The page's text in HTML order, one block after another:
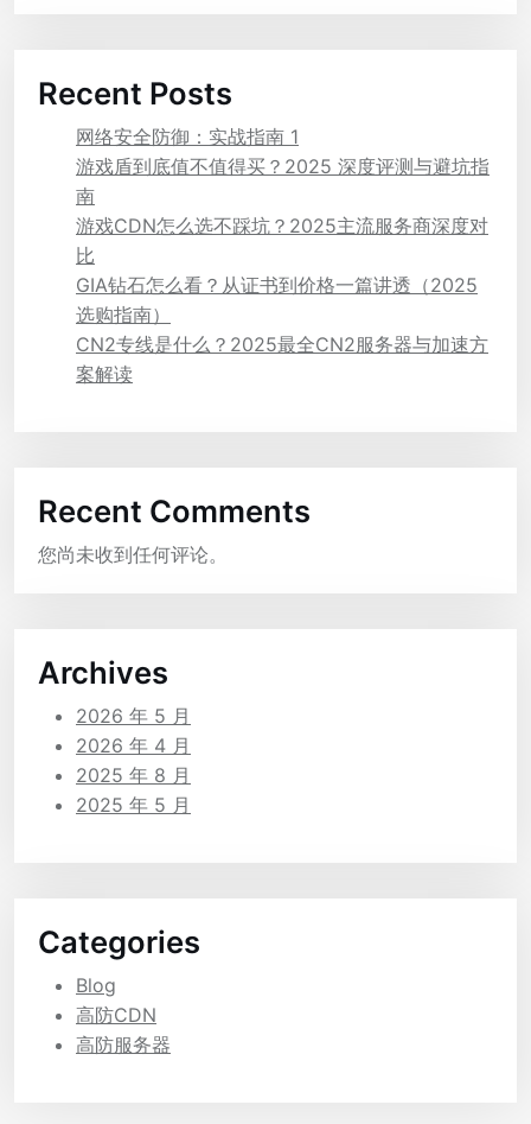
Recent Posts
网络安全防御：实战指南 1
游戏盾到底值不值得买？2025 深度评测与避坑指
南
游戏CDN怎么选不踩坑？2025主流服务商深度对
比
GIA钻石怎么看？从证书到价格一篇讲透（2025
选购指南）
CN2专线是什么？2025最全CN2服务器与加速方
案解读
Recent Comments
您尚未收到任何评论。
Archives
2026 年 5 月
2026 年 4 月
2025 年 8 月
2025 年 5 月
Categories
Blog
高防CDN
高防服务器